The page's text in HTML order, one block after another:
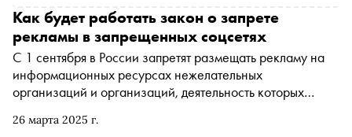
26 марта 2025 г.
Как будет работать закон о запрете
рекламы в запрещенных соцсетях
С 1 сентября в России запретят размещать рекламу на
информационных ресурсах нежелательных
организаций и организаций, деятельность которых
числе в Instagram* и Facebook*. Корреспондент «Сноба»